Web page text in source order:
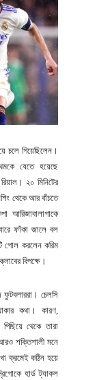
চলে গিয়েছিলেন।
যেতে হয়েছে
২০ মিনিটের
থেকে আর বাঁচতে
আরিজাবালাগাকে
ফাঁকা জালে বল
গোল করলেন করিম
বিপক্ষে।
ফুটবলাররা। চেলসি
কথা। কারণ,
থেকে তারা
আরও শক্তিশালী মনে
ক্রমেই কঠিন হয়ে
হার্ড ট্যাকল